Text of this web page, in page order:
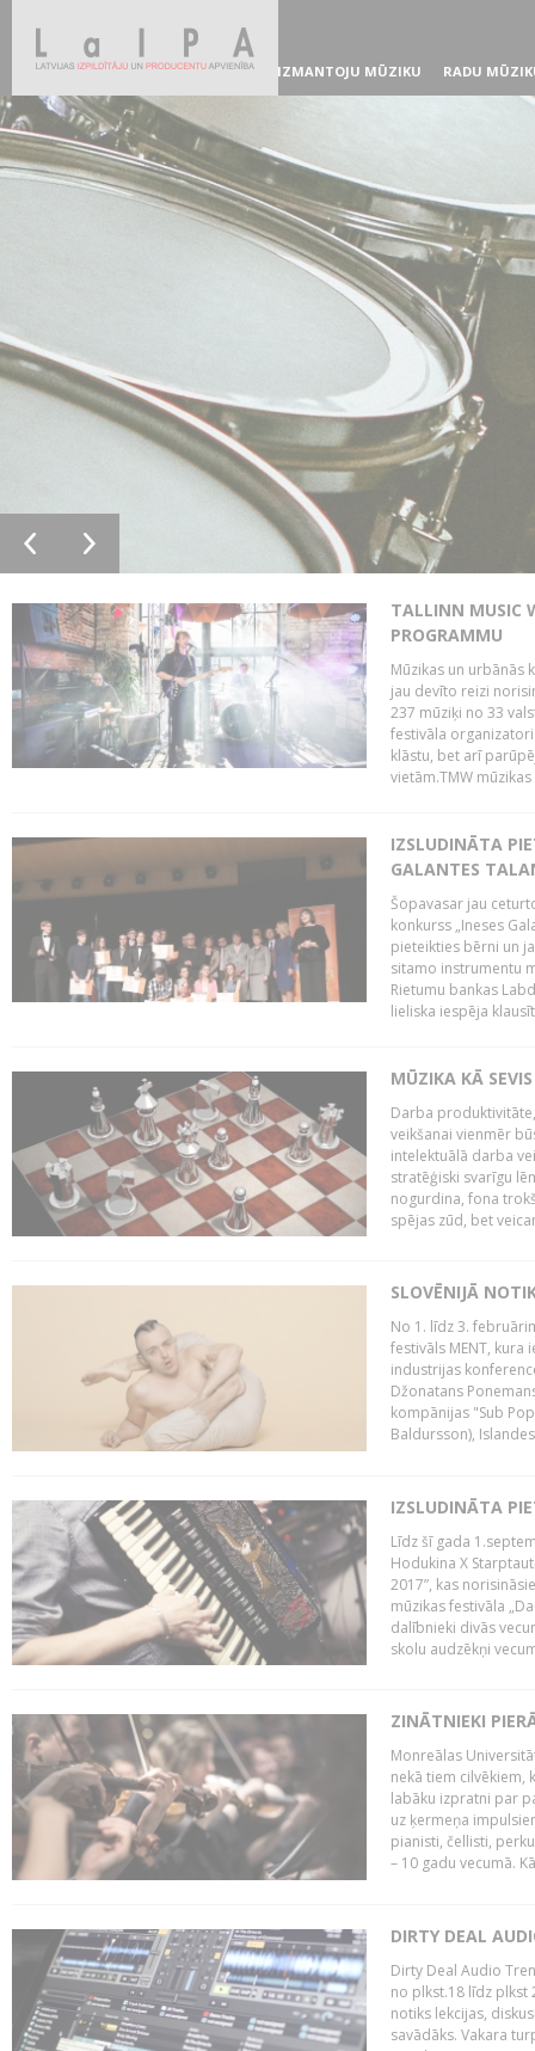
IZMANTOJU MŪZIKU RADU
TALLINN MUSIC
PROGRAMMU
Mūzikas un urbānās
jau devīto reizi
237 mūziķi no 33
festivāla
klāstu, bet arī
vietām.TMW
IZSLUDINĀTA
GALANTES
Šopavasar jau
konkurss „Ineses
pieteikties bērni un
sitamo instrumentu
Rietumu bankas
lieliska iespēja
MŪZIKA KĀ
Darba
veikšanai vienmēr
intelektuālā darba
stratēģiski svarīgu
nogurdina, fona
spējas zūd, bet
SLOVĒNIJĀ
No 1. līdz 3.
festivāls MENT, kura
industrijas
Džonatans
kompānijas "Sub
Baldursson),
IZSLUDINĀTA
Līdz šī gada
Hodukina X
2017”, kas
mūzikas festivāla
dalībnieki divās
skolu audzēkņi
ZINĀTNIEKI
Monreālas
nekā tiem cilvēkiem,
labāku izpratni par
uz ķermeņa
pianisti, čellisti,
– 10 gadu vecumā.
DIRTY DEAL
Dirty Deal Audio
no plkst.18 līdz plkst
notiks lekcijas,
savādāks. Vakara